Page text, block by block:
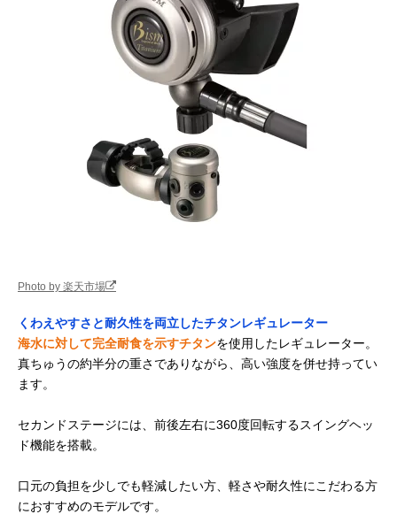
Photo by 楽天市場
くわえやすさと耐久性を両立したチタンレギュレーター
海水に対して完全耐食を示すチタンを使用したレギュレーター。
真ちゅうの約半分の重さでありながら、高い強度を併せ持ってい
ます。
セカンドステージには、前後左右に360度回転するスイングヘッ
ド機能を搭載。
口元の負担を少しでも軽減したい方、軽さや耐久性にこだわる方
におすすめのモデルです。